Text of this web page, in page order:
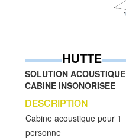
HUTTE
SOLUTION ACOUSTIQUE
CABINE INSONORISEE
DESCRIPTION
Cabine acoustique pour 1
personne